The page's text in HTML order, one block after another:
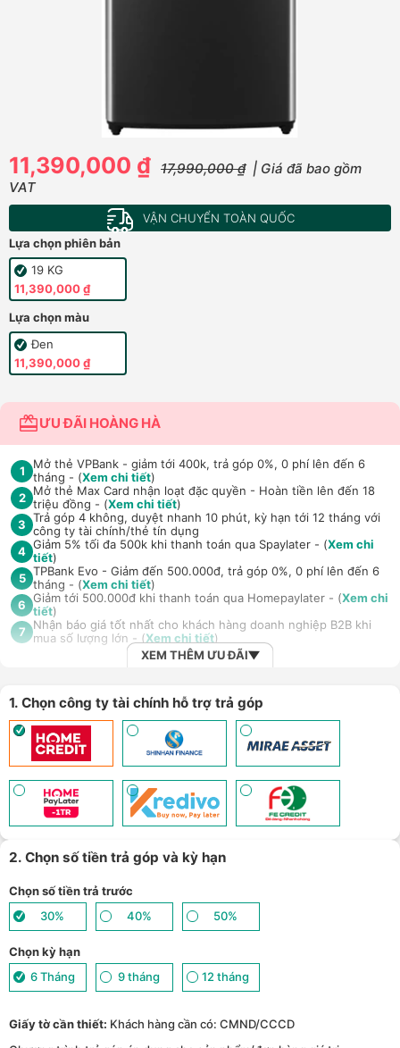
11,390,000 ₫ 17,990,000 ₫ | Giá đã bao gồm
VAT
VẬN CHUYỂN TOÀN QUỐC
Lựa chọn phiên bản
19 KG
11,390,000 ₫
Lựa chọn màu
Đen
11,390,000 ₫
ƯU ĐÃI HOÀNG HÀ
1
Mở thẻ VPBank - giảm tới 400k, trả góp 0%, 0 phí lên đến 6
tháng - (Xem chi tiết)
2 Mở thẻ Max Card nhận loạt đặc quyền - Hoàn tiền lên đến 18
triệu đồng - (Xem chi tiết)
3 Trả góp 4 không, duyệt nhanh 10 phút, kỳ hạn tới 12 tháng với
công ty tài chính/thẻ tín dụng
4 Giảm 5% tối đa 500k khi thanh toán qua Spaylater - (Xem chi
tiết)
5 TPBank Evo - Giảm đến 500.000đ, trả góp 0%, 0 phí lên đến 6
tháng - (Xem chi tiết)
6 Giảm tới 500.000đ khi thanh toán qua Homepaylater - (Xem chi
tiết)
7
Nhận báo giá tốt nhất cho khách hàng doanh nghiệp B2B khi
mua số lượng lớn - (Xem chi tiết)
XEM THÊM ƯU ĐÃI
1. Chọn công ty tài chính hỗ trợ trả góp
2. Chọn số tiền trả góp và kỳ hạn
Chọn số tiền trả trước
30%
40% 50%
Chọn kỳ hạn
6 Tháng
9 tháng 12 tháng
Giấy tờ cần thiết: Khách hàng cần có: CMND/CCCD